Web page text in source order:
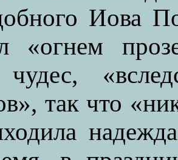
Иова
«огнем
чудес,
так что